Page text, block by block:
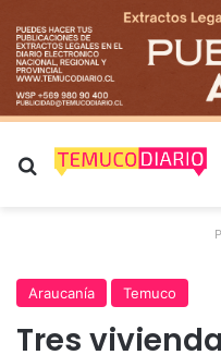
Buscar por
Araucanía Temuco
Tres